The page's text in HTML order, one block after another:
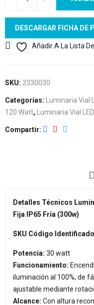
DESCARGAR FICHA DE
Añadir A La Lista
SKU: 2330030
Categorías:
Luminaria Vial
120 Watt, Luminaria Vial
Compartir
Detalles Técnicos
Fija IP65 Fría (300w)
SKU Código
Potencia: 30 watt
Funcionamiento:
iluminación al 100%, de
ajustable mediante
Alcance: Con altura